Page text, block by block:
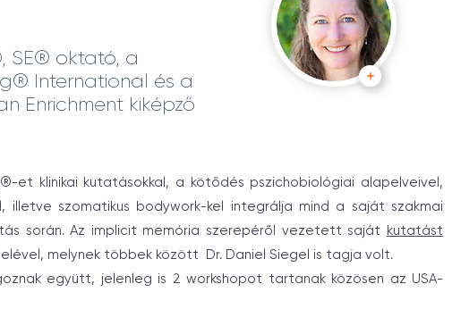
SE® oktató, a
International és a
Enrichment kiképző
et klinikai kutatásokkal, a kötődés pszichobiológiai alapelveivel,
illetve szomatikus bodywork-kel integrálja mind a saját szakmai
során. Az implicit memória szerepéről vezetett saját
kutatást
melynek többek között Dr. Daniel Siegel is tagja volt.
együtt, jelenleg is 2 workshopot tartanak közösen az USA-